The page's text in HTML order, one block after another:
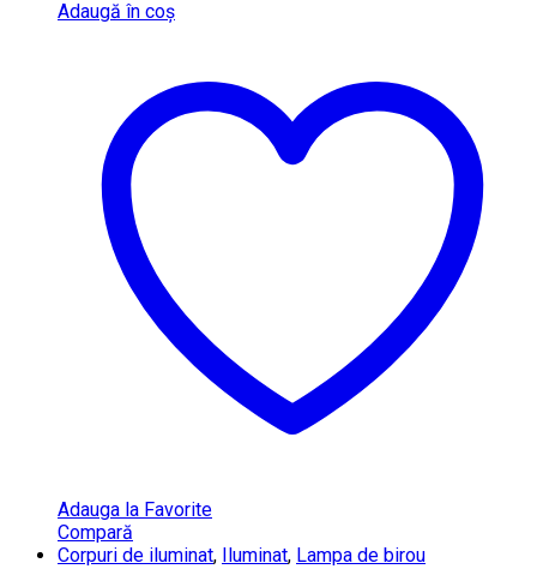
Adaugă în coș
Adauga la Favorite
Compară
Corpuri de iluminat, Iluminat, Lampa de birou